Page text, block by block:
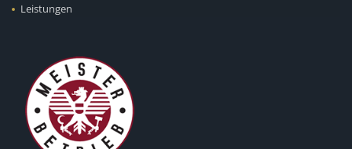
Leistungen